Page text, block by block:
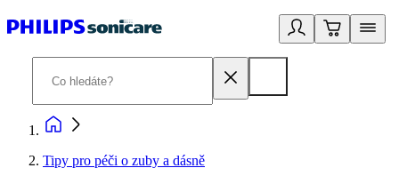
Tipy pro péči o zuby a dásně